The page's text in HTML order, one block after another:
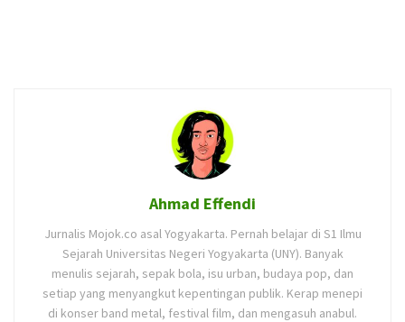
Ahmad Effendi
Jurnalis Mojok.co asal Yogyakarta. Pernah belajar di S1 Ilmu
Sejarah Universitas Negeri Yogyakarta (UNY). Banyak
menulis sejarah, sepak bola, isu urban, budaya pop, dan
setiap yang menyangkut kepentingan publik. Kerap menepi
di konser band metal, festival film, dan mengasuh anabul.